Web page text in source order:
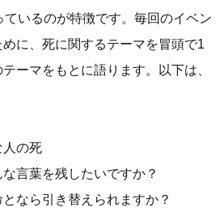
いるのが特徴です。毎回のイベン
めに、死に関するテーマを冒頭で1
ーマをもとに語ります。以下は、
人の死
言葉を残したいですか？
なら引き替えられますか？